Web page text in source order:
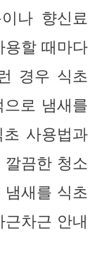
나 향신료
용할 때마다
경우 식초
로 냄새를
사용법과
끔한 청소
새를 식초
차근 안내